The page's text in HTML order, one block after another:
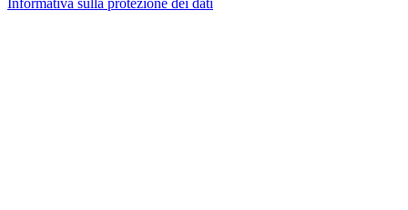
Informativa sulla protezione dei dati